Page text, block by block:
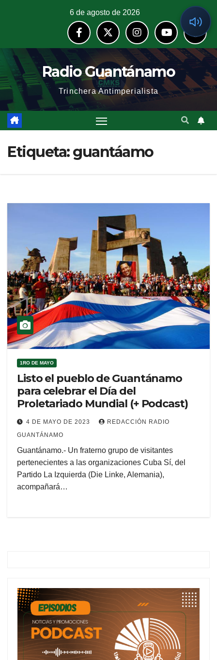
6 de agosto de 2026
Radio Guantánamo
Trinchera Antimperialista
Etiqueta:guantáamo
1RO DE MAYO
Listo el pueblo de Guantánamo
para celebrar el Día del
Proletariado Mundial (+ Podcast)
4 DE MAYO DE 2023
REDACCIÓN RADIO
GUANTÁNAMO
Guantánamo.- Un fraterno grupo de visitantes
pertenecientes a las organizaciones Cuba Sí, del
Partido La Izquierda (Die Linke, Alemania),
acompañará…